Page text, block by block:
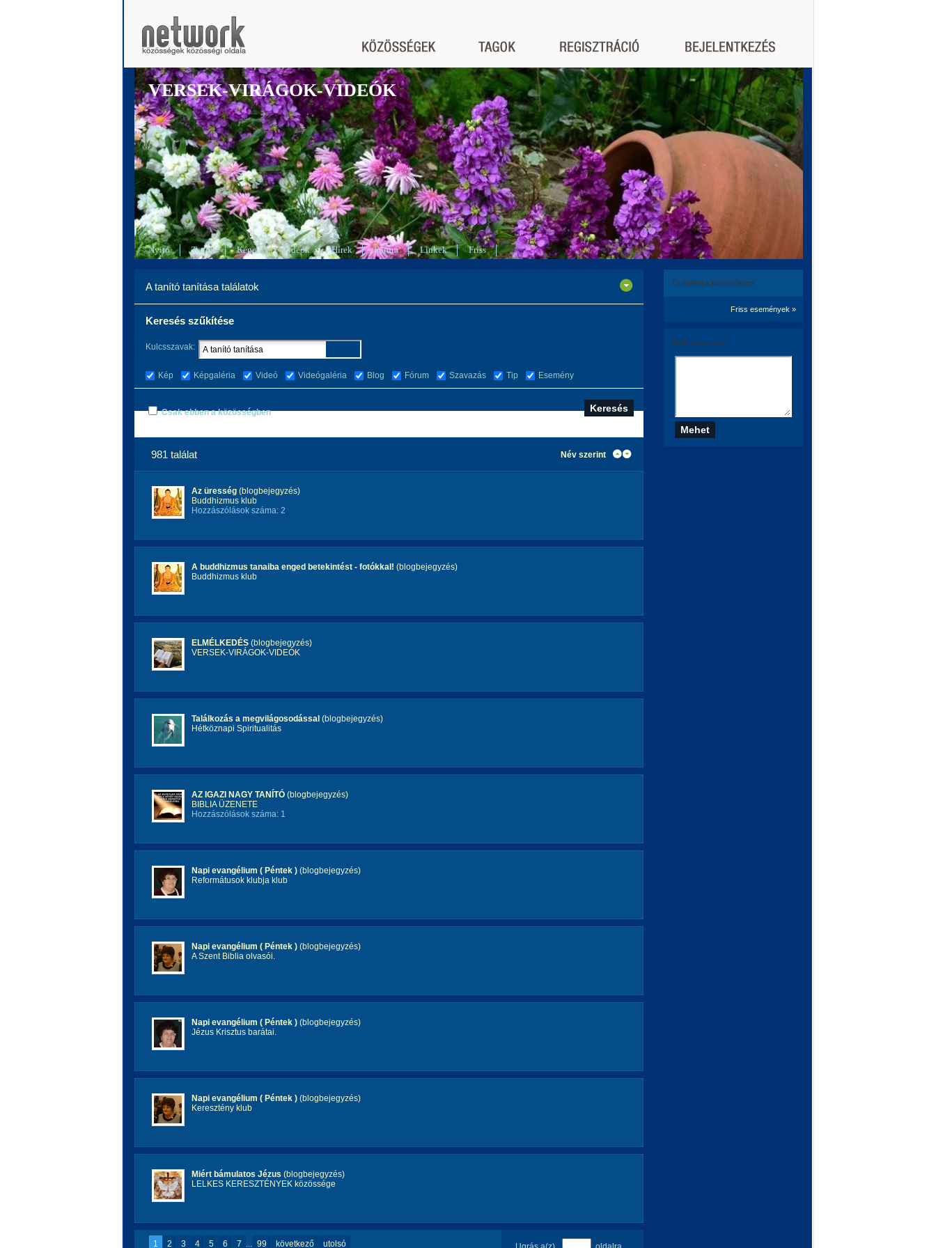
VERSEK-VIRÁGOK-VIDEÓK
Nyitó Tagok Képek Videók Hírek Fórum Linkek Friss
A tanító tanítása találatok
Keresés szűkítése
Kulcsszavak:
Kép Képgaléria Videó Videógaléria Blog Fórum Szavazás Tip Esemény
Csak ebben a közösségben
981 találat Név szerint
Az üresség (blogbejegyzés)
Buddhizmus klub
Hozzászólások száma: 2
A buddhizmus tanaiba enged betekintést - fotókkal! (blogbejegyzés)
Buddhizmus klub
ELMÉLKEDÉS (blogbejegyzés)
VERSEK-VIRÁGOK-VIDEÓK
Találkozás a megvilágosodással (blogbejegyzés)
Hétköznapi Spiritualitás
AZ IGAZI NAGY TANÍTÓ (blogbejegyzés)
BIBLIA ÜZENETE
Hozzászólások száma: 1
Napi evangélium ( Péntek ) (blogbejegyzés)
Reformátusok klubja klub
Napi evangélium ( Péntek ) (blogbejegyzés)
A Szent Biblia olvasói.
Napi evangélium ( Péntek ) (blogbejegyzés)
Jézus Krisztus barátai.
Napi evangélium ( Péntek ) (blogbejegyzés)
Keresztény klub
Miért bámulatos Jézus (blogbejegyzés)
LELKES KERESZTÉNYEK közössége
1 2 3 4 5 6 7 ... 99 következő utolsó
Ez történt a közösségben:
Friss események »
Szólj hozzá te is!